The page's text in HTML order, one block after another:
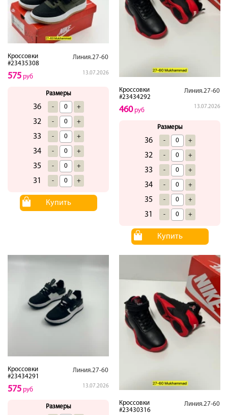
Кроссовки
#23435308
Линия.27-60
13.07.2026
575 руб
Размеры
36 - +
32 - +
33 - +
34 - +
35 - +
31 - +
Купить
Кроссовки
#23434292
Линия.27-60
13.07.2026
460руб
Размеры
36 - +
32 - +
33 - +
34 - +
35 - +
31 - +
Купить
Кроссовки
#23434291
Линия.27-60
13.07.2026
575 руб
Размеры
Кроссовки
#23430316
Линия.27-60